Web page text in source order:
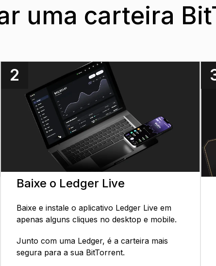
uma carteira
2
Baixe o Ledger Live
Baixe e instale o aplicativo Ledger Live em
apenas alguns cliques no desktop e mobile.
Junto com uma Ledger, é a carteira mais
segura para a sua BitTorrent.